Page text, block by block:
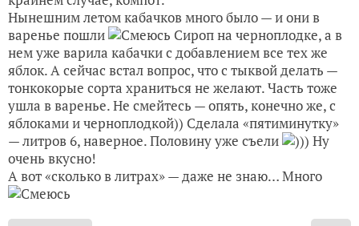
Нынешним летом кабачков много было — и они в
варенье пошли
Сироп на черноплодке, а в
нем уже варила кабачки с добавлением все тех же
яблок. А сейчас встал вопрос, что с тыквой делать —
тонкокорые сорта храниться не желают. Часть тоже
ушла в варенье. Не смейтесь — опять, конечно же, с
яблоками и черноплодкой)) Сделала «пятиминутку»
— литров 6, наверное. Половину уже съели
))) Ну
очень вкусно!
А вот «сколько в литрах» — даже не знаю… Много